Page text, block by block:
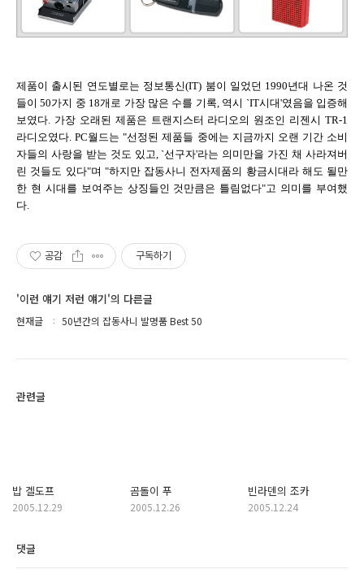
제품이 출시된 연도별로는 정보통신(IT) 붐이 일었던 1990년대 나온 것
들이 50가지 중 18개로 가장 많은 수를 기록, 역시 `IT시대'였음을 입증해
보였다. 가장 오래된 제품은 트랜지스터 라디오의 원조인 리젠시 TR-1
라디오였다. PC월드는 "선정된 제품들 중에는 지금까지 오랜 기간 소비
자들의 사랑을 받는 것도 있고, `선구자'라는 의미만을 가진 채 사라져버
린 것들도 있다"며 "하지만 잡동사니 전자제품의 황금시대라 해도 될만
한 현 시대를 보여주는 상징들인 것만큼은 틀림없다"고 의미를 부여했
다.
공감 구독하기
'이런 얘기 저런 얘기'의 다른글
현재글 50년간의 잡동사니 발명품 Best 50
관련글
밥 겔도프
2005.12.29
곰돌이 푸
2005.12.26
빈라덴의 조카
2005.12.24
댓글